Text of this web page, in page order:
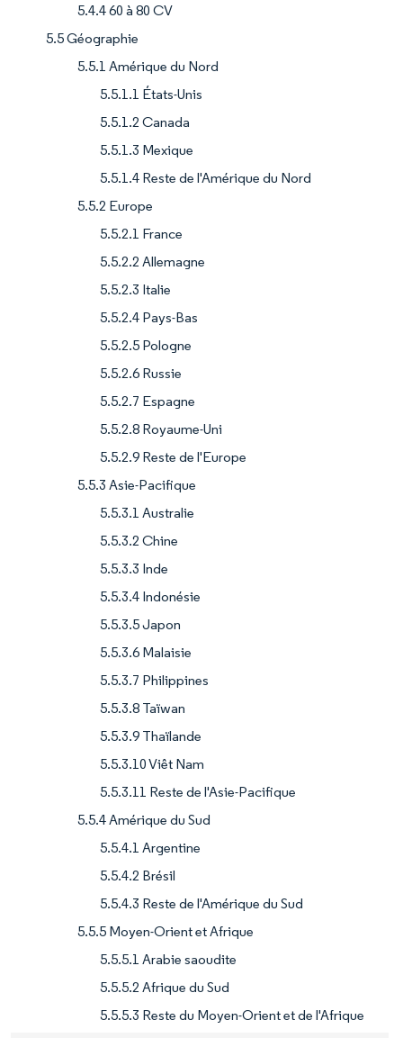
5.4.4 60 à 80 CV
5.5 Géographie
5.5.1 Amérique du Nord
5.5.1.1 États-Unis
5.5.1.2 Canada
5.5.1.3 Mexique
5.5.1.4 Reste de l'Amérique du Nord
5.5.2 Europe
5.5.2.1 France
5.5.2.2 Allemagne
5.5.2.3 Italie
5.5.2.4 Pays-Bas
5.5.2.5 Pologne
5.5.2.6 Russie
5.5.2.7 Espagne
5.5.2.8 Royaume-Uni
5.5.2.9 Reste de l'Europe
5.5.3 Asie-Pacifique
5.5.3.1 Australie
5.5.3.2 Chine
5.5.3.3 Inde
5.5.3.4 Indonésie
5.5.3.5 Japon
5.5.3.6 Malaisie
5.5.3.7 Philippines
5.5.3.8 Taïwan
5.5.3.9 Thaïlande
5.5.3.10 Viêt Nam
5.5.3.11 Reste de l'Asie-Pacifique
5.5.4 Amérique du Sud
5.5.4.1 Argentine
5.5.4.2 Brésil
5.5.4.3 Reste de l'Amérique du Sud
5.5.5 Moyen-Orient et Afrique
5.5.5.1 Arabie saoudite
5.5.5.2 Afrique du Sud
5.5.5.3 Reste du Moyen-Orient et de l'Afrique